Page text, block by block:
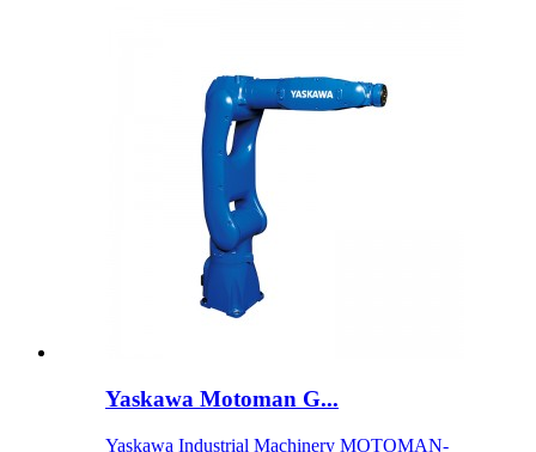
Yaskawa Motoman G...
Yaskawa Industrial Machinery MOTOMAN-